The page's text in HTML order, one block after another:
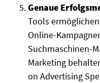
Genaue
Tools
Online-
Suchmaschinen-
Marketing
on Advertising